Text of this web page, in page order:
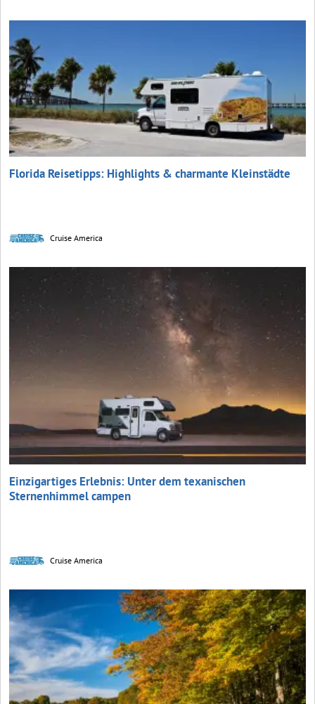
Florida Reisetipps: Highlights & charmante Kleinstädte
Cruise America
Einzigartiges Erlebnis: Unter dem texanischen
Sternenhimmel campen
Cruise America